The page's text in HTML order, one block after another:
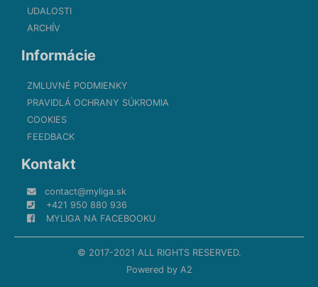
UDALOSTI
ARCHÍV
Informácie
ZMLUVNÉ PODMIENKY
PRAVIDLÁ OCHRANY SÚKROMIA
COOKIES
FEEDBACK
Kontakt
contact@myliga.sk
+421 950 880 936
MYLIGA NA FACEBOOKU
© 2017-2021 ALL RIGHTS RESERVED.
Powered by A2